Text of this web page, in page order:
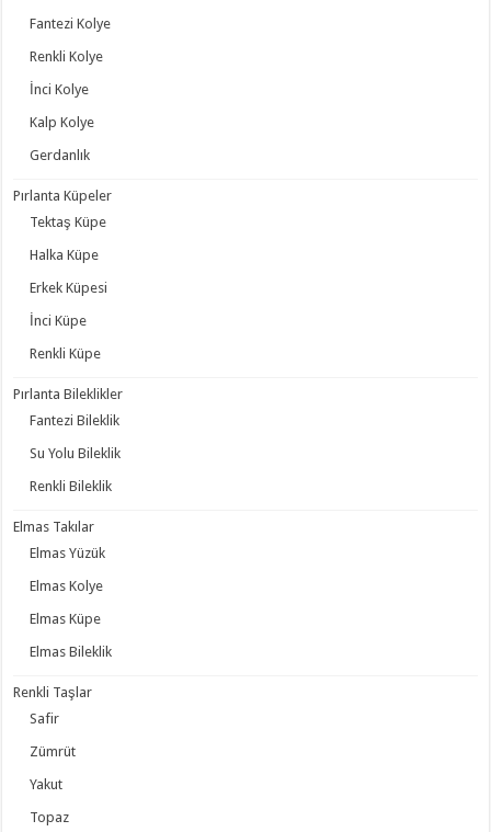
Fantezi Kolye
Renkli Kolye
İnci Kolye
Kalp Kolye
Gerdanlık
Pırlanta Küpeler
Tektaş Küpe
Halka Küpe
Erkek Küpesi
İnci Küpe
Renkli Küpe
Pırlanta Bileklikler
Fantezi Bileklik
Su Yolu Bileklik
Renkli Bileklik
Elmas Takılar
Elmas Yüzük
Elmas Kolye
Elmas Küpe
Elmas Bileklik
Renkli Taşlar
Safir
Zümrüt
Yakut
Topaz